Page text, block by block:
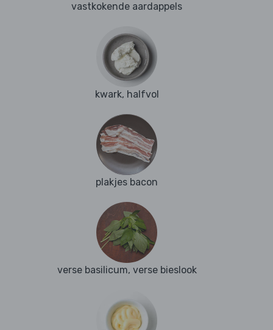
vastkokende aardappels
kwark, halfvol
plakjes bacon
verse basilicum, verse bieslook